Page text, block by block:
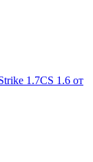
1.7CS 1.6 от